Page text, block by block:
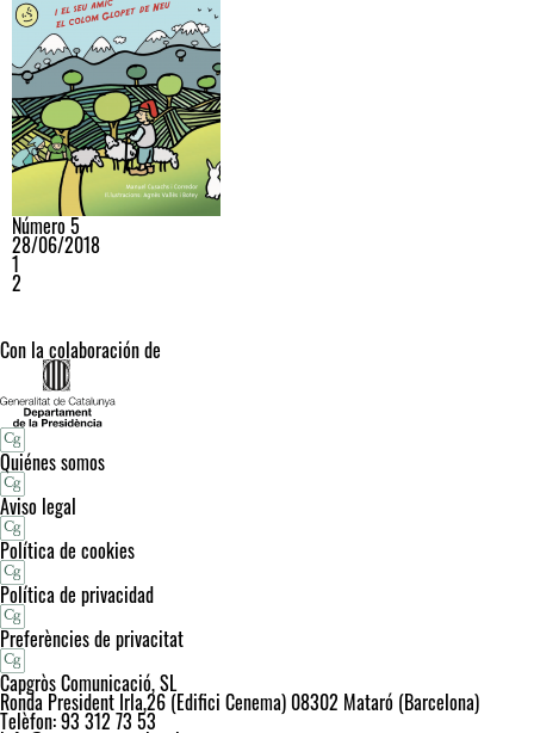
Número 5
28/06/2018
1
2
Con la colaboración de
Quiénes somos
Aviso legal
Política de cookies
Política de privacidad
Preferències de privacitat
Capgròs Comunicació, SL
Ronda President Irla,26 (Edifici Cenema) 08302 Mataró (Barcelona)
Telèfon: 93 312 73 53